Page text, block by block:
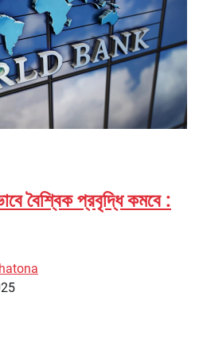
বৈশ্বিক প্রবৃদ্ধি কমবে :